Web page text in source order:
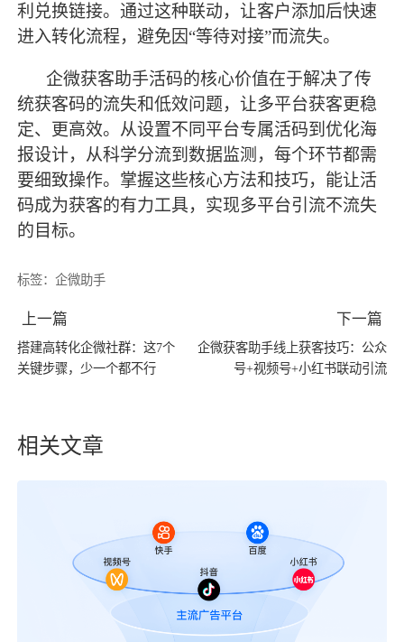
利兑换链接。通过这种联动，让客户添加后快速
进入转化流程，避免因“等待对接”而流失。
企微获客助手活码的核心价值在于解决了传
统获客码的流失和低效问题，让多平台获客更稳
定、更高效。从设置不同平台专属活码到优化海
报设计，从科学分流到数据监测，每个环节都需
要细致操作。掌握这些核心方法和技巧，能让活
码成为获客的有力工具，实现多平台引流不流失
的目标。
标签：企微助手
上一篇
搭建高转化企微社群：这7个
关键步骤，少一个都不行
下一篇
企微获客助手线上获客技巧：公众
号+视频号+小红书联动引流
相关文章